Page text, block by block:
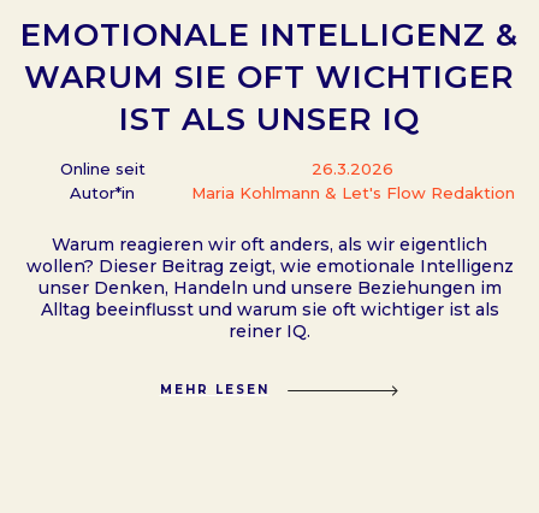
EMOTIONALE INTELLIGENZ &
WARUM SIE OFT WICHTIGER
IST ALS UNSER IQ
Online seit
26.3.2026
Autor*in
Maria Kohlmann & Let's Flow Redaktion
Warum reagieren wir oft anders, als wir eigentlich
wollen? Dieser Beitrag zeigt, wie emotionale Intelligenz
unser Denken, Handeln und unsere Beziehungen im
Alltag beeinflusst und warum sie oft wichtiger ist als
reiner IQ.
MEHR LESEN